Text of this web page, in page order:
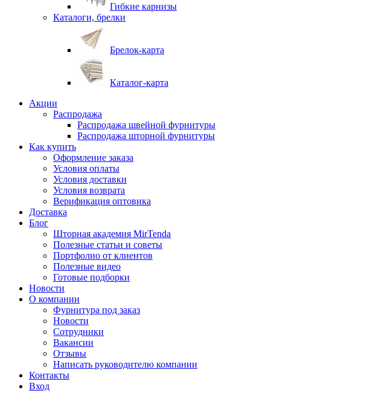
Гибкие карнизы
Каталоги, брелки
Брелок-карта
Каталог-карта
Акции
Распродажа
Распродажа швейной фурнитуры
Распродажа шторной фурнитуры
Как купить
Оформление заказа
Условия оплаты
Условия доставки
Условия возврата
Верификация оптовика
Доставка
Блог
Шторная академия MirTenda
Полезные статьи и советы
Портфолио от клиентов
Полезные видео
Готовые подборки
Новости
О компании
Фурнитура под заказ
Новости
Сотрудники
Вакансии
Отзывы
Написать руководителю компании
Контакты
Вход